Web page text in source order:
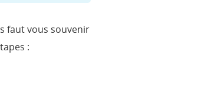
faut vous souvenir
: